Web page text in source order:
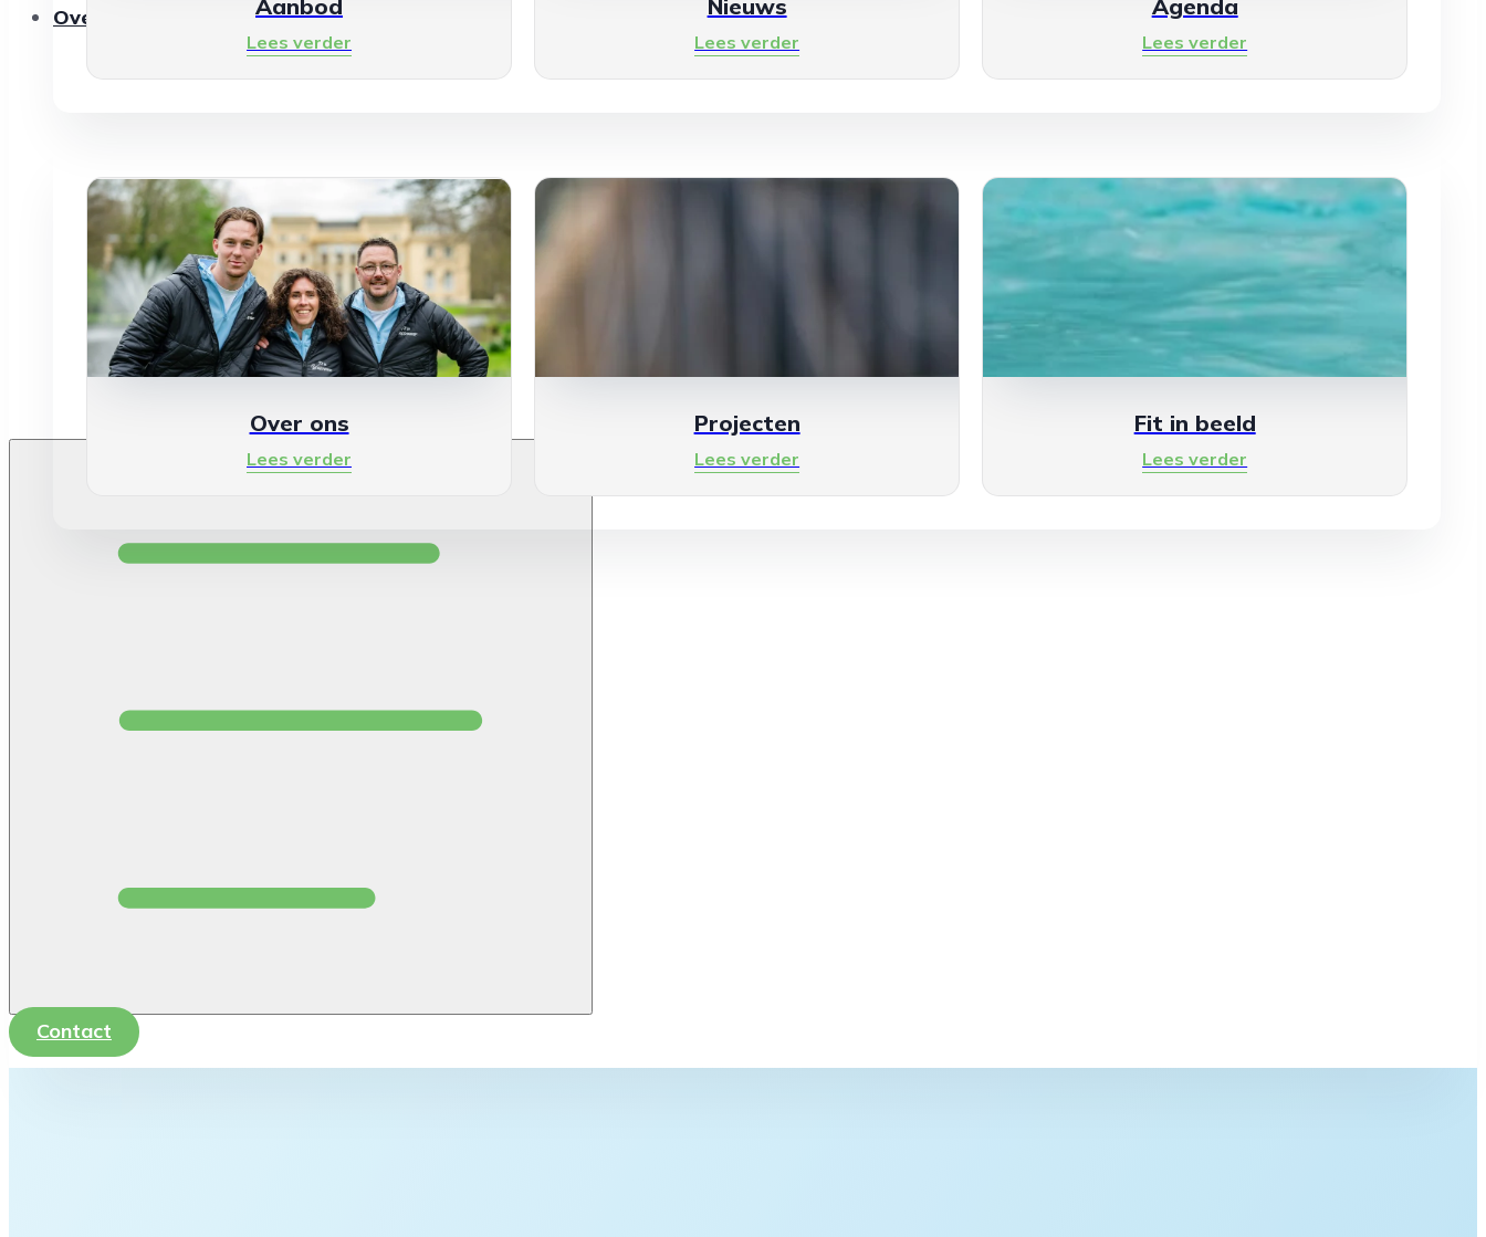
Aanbod
Lees verder
Nieuws
Lees verder
Agenda
Lees verder
Over ons
Over ons
Lees verder
Projecten
Lees verder
Fit in beeld
Lees verder
Contact